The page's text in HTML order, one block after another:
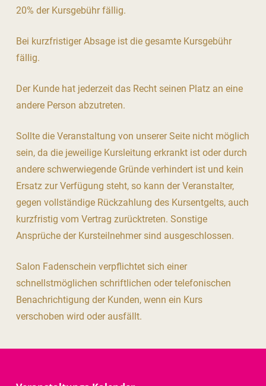
20% der Kursgebühr fällig.
Bei kurzfristiger Absage ist die gesamte Kursgebühr
fällig.
Der Kunde hat jederzeit das Recht seinen Platz an eine
andere Person abzutreten.
Sollte die Veranstaltung von unserer Seite nicht möglich
sein, da die jeweilige Kursleitung erkrankt ist oder durch
andere schwerwiegende Gründe verhindert ist und kein
Ersatz zur Verfügung steht, so kann der Veranstalter,
gegen vollständige Rückzahlung des Kursentgelts, auch
kurzfristig vom Vertrag zurücktreten. Sonstige
Ansprüche der Kursteilnehmer sind ausgeschlossen.
Salon Fadenschein verpflichtet sich einer
schnellstmöglichen schriftlichen oder telefonischen
Benachrichtigung der Kunden, wenn ein Kurs
verschoben wird oder ausfällt.